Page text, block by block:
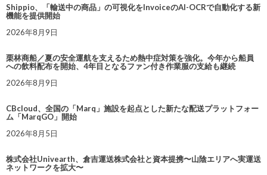
Shippio、「輸送中の商品」の可視化をInvoiceのAI-OCRで自動化する新
機能を提供開始
2026年8月9日
栗林商船／夏の安全運航を支えるため熱中症対策を強化。今年から船員
への飲料配布を開始、4年目となるファン付き作業服の支給も継続
2026年8月9日
CBcloud、全国の「Marq」施設を起点とした新たな配送プラットフォー
ム「MarqGO」開始
2026年8月5日
株式会社Univearth、倉吉運送株式会社と資本提携〜山陰エリアへ実運送
ネットワークを拡大〜